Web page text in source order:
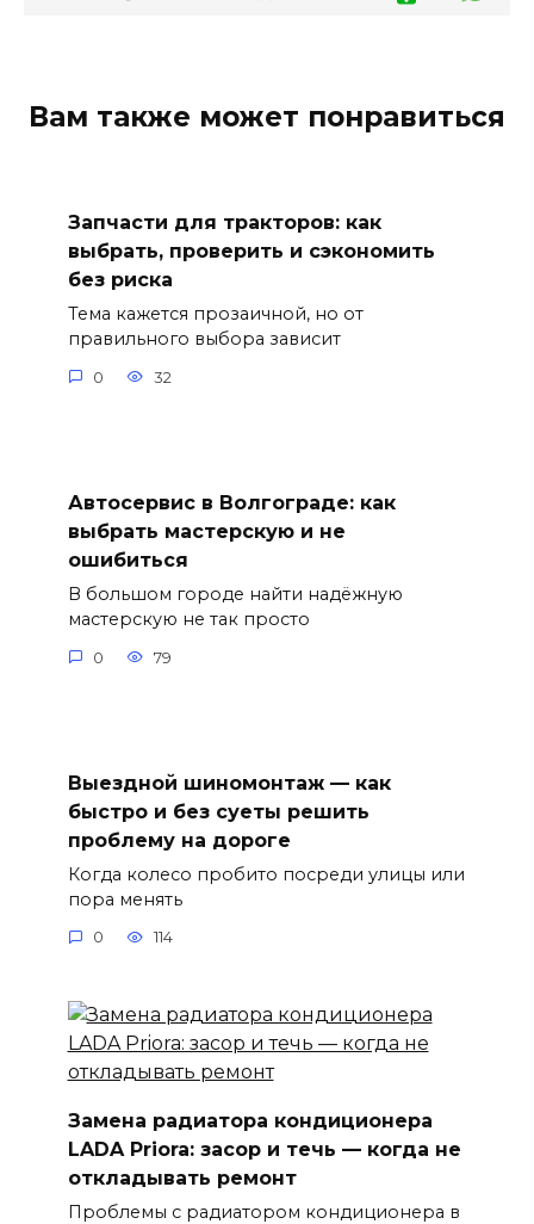
Вам также может понравиться
Запчасти для тракторов: как
выбрать, проверить и сэкономить
без риска
Тема кажется прозаичной, но от
правильного выбора зависит
0 32
Автосервис в Волгограде: как
выбрать мастерскую и не
ошибиться
В большом городе найти надёжную
мастерскую не так просто
0 79
Выездной шиномонтаж — как
быстро и без суеты решить
проблему на дороге
Когда колесо пробито посреди улицы или
пора менять
0 114
Замена радиатора кондиционера
LADA Priora: засор и течь — когда не
откладывать ремонт
Проблемы с радиатором кондиционера в